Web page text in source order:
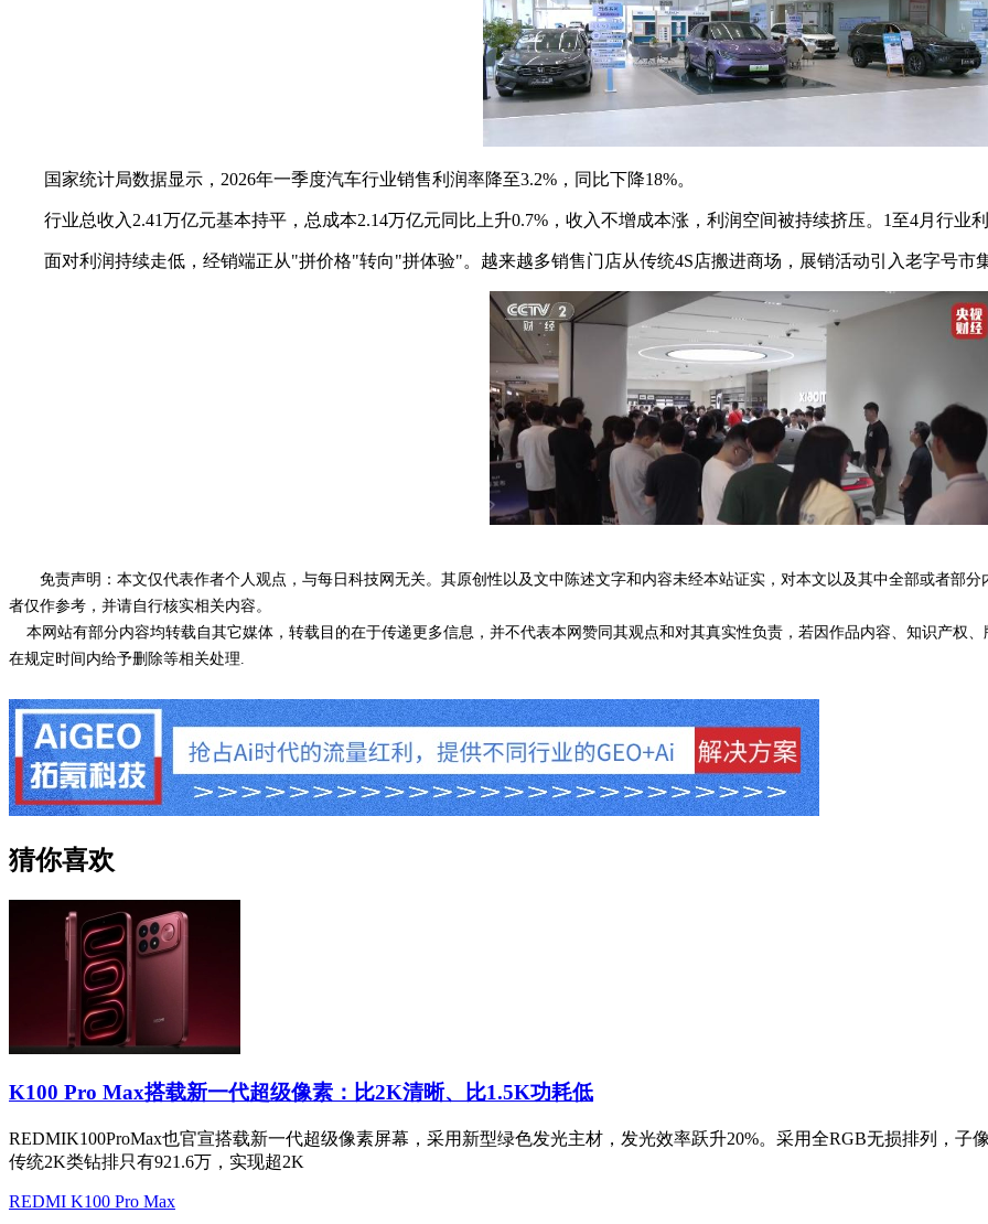
国家统计局数据显示，2026年一季度汽车行业销售利润率降至3.2%，同比下降18%。
行业总收入2.41万亿元基本持平，总成本2.14万亿元同比上升0.7%，收入不增成本涨，利润空间被持续挤压。1至4月行业
面对利润持续走低，经销端正从"拼价格"转向"拼体验"。越来越多销售门店从传统4S店搬进商场，展销活动引入老字号市
免责声明：本文仅代表作者个人观点，与每日科技网无关。其原创性以及文中陈述文字和内容未经本站证实，对本文以及其中全部或者部
者仅作参考，并请自行核实相关内容。
本网站有部分内容均转载自其它媒体，转载目的在于传递更多信息，并不代表本网赞同其观点和对其真实性负责，若因作品内容、知识产权
在规定时间内给予删除等相关处理.
猜你喜欢
K100 Pro Max搭载新一代超级像素：比2K清晰、比1.5K功耗低
REDMIK100ProMax也官宣搭载新一代超级像素屏幕，采用新型绿色发光主材，发光效率跃升20%。采用全RGB无损排列，子
传统2K类钻排只有921.6万，实现超2K
REDMI K100 Pro Max